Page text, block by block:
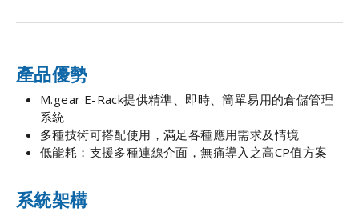
產品優勢
M.gear E-Rack提供精準、即時、簡單易用的倉儲管理
系統
多種技術可搭配使用，滿足各種應用需求及情境
低能耗；支援多種連線介面，無痛導入之高CP值方案
系統架構